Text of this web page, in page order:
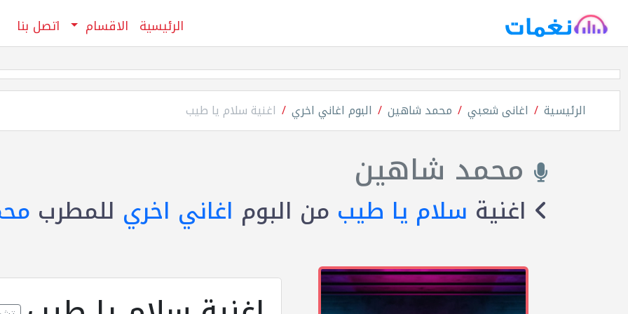
الرئيسية الاقسام اتصل بنا
الرئيسية اغانى شعبي محمد شاهين البوم اغاني اخري اغنية سلام يا طيب
محمد شاهين
اغنية سلام يا طيب من البوم اغاني اخري للمطرب